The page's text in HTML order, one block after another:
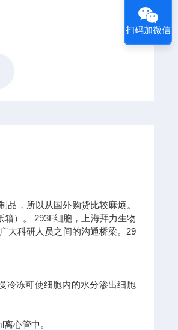
，所以从国外购货比较麻烦。
）。
293F细胞，上海拜力生物
大科研人员之间的沟通桥梁。29
冻可使细胞内的水分渗出细胞
心管中。
扫码加微信